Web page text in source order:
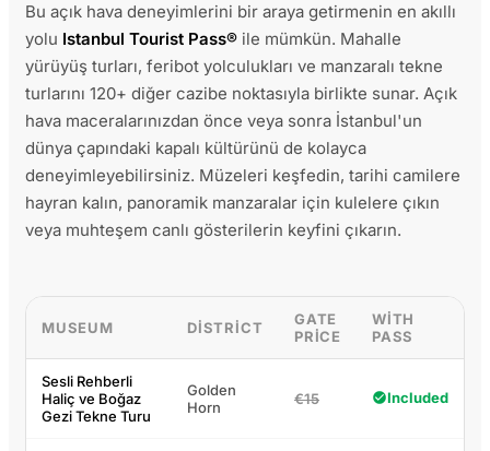
Bu açık hava deneyimlerini bir araya getirmenin en akıllı
yolu Istanbul Tourist Pass® ile mümkün. Mahalle
yürüyüş turları, feribot yolculukları ve manzaralı tekne
turlarını 120+ diğer cazibe noktasıyla birlikte sunar. Açık
hava maceralarınızdan önce veya sonra İstanbul'un
dünya çapındaki kapalı kültürünü de kolayca
deneyimleyebilirsiniz. Müzeleri keşfedin, tarihi camilere
hayran kalın, panoramik manzaralar için kulelere çıkın
veya muhteşem canlı gösterilerin keyfini çıkarın.
MUSEUM DISTRICT
GATE
PRICE
WITH
PASS
Sesli Rehberli
Haliç ve Boğaz
Gezi Tekne Turu
Golden
Horn
€15 Included